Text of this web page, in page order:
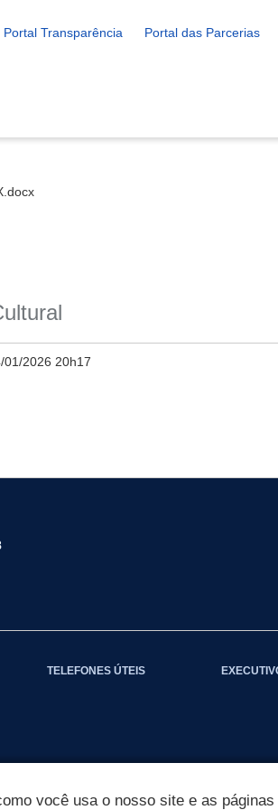
Portal Transparência Portal das Parcerias
01/2026 20h17
TELEFONES ÚTEIS
você usa o nosso site e as